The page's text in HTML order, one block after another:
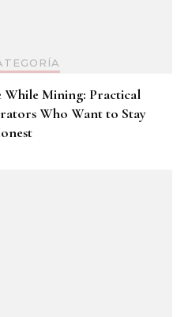
While Mining: Practical
Who Want to Stay